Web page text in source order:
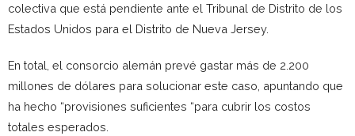
colectiva que está pendiente ante el Tribunal de Distrito de los
Estados Unidos para el Distrito de Nueva Jersey.
En total, el consorcio alemán prevé gastar más de 2.200
millones de dólares para solucionar este caso, apuntando que
ha hecho “provisiones suficientes “para cubrir los costos
totales esperados.